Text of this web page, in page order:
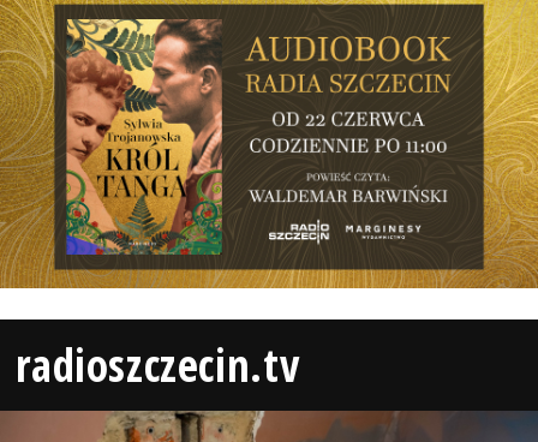
radioszczecin.tv